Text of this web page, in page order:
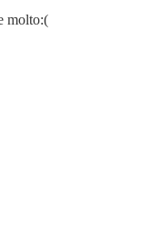
molto:(